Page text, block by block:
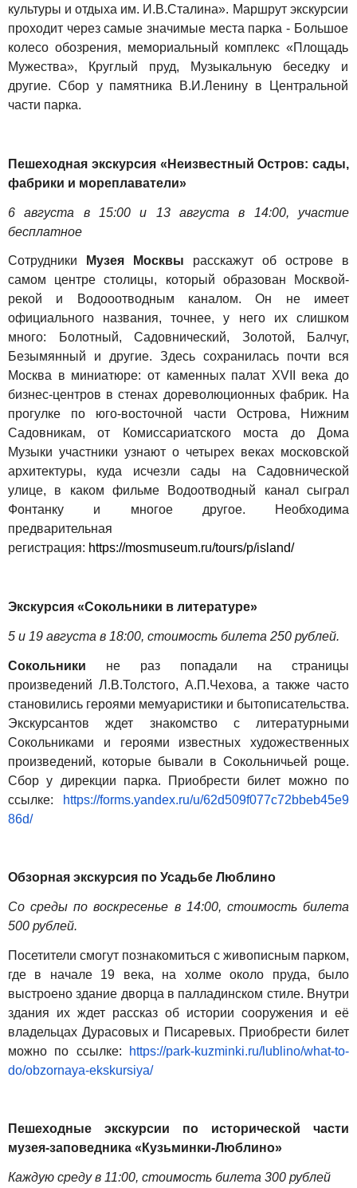
культуры и отдыха им. И.В.Сталина». Маршрут экскурсии
проходит через самые значимые места парка - Большое
колесо обозрения, мемориальный комплекс «Площадь
Мужества», Круглый пруд, Музыкальную беседку и
другие. Сбор у памятника В.И.Ленину в Центральной
части парка.
Пешеходная экскурсия «Неизвестный Остров: сады,
фабрики и мореплаватели»
6 августа в 15:00 и 13 августа в 14:00, участие
бесплатное
Сотрудники Музея Москвы расскажут об острове в
самом центре столицы, который образован Москвой-
рекой и Водооотводным каналом. Он не имеет
официального названия, точнее, у него их слишком
много: Болотный, Садовнический, Золотой, Балчуг,
Безымянный и другие. Здесь сохранилась почти вся
Москва в миниатюре: от каменных палат XVII века до
бизнес-центров в стенах дореволюционных фабрик. На
прогулке по юго-восточной части Острова, Нижним
Садовникам, от Комиссариатского моста до Дома
Музыки участники узнают о четырех веках московской
архитектуры, куда исчезли сады на Садовнической
улице, в каком фильме Водоотводный канал сыграл
Фонтанку и многое другое. Необходима
предварительная
регистрация: https://mosmuseum.ru/tours/p/island/
Экскурсия «Сокольники в литературе»
5 и 19 августа в 18:00, стоимость билета 250 рублей.
Сокольники не раз попадали на страницы
произведений Л.В.Толстого, А.П.Чехова, а также часто
становились героями мемуаристики и бытописательства.
Экскурсантов ждет знакомство с литературными
Сокольниками и героями известных художественных
произведений, которые бывали в Сокольничьей роще.
Сбор у дирекции парка. Приобрести билет можно по
ссылке:
https://forms.yandex.ru/u/62d509f077c72bbeb45e9
86d/
Обзорная экскурсия по Усадьбе Люблино
Со среды по воскресенье в 14:00, стоимость билета
500 рублей.
Посетители смогут познакомиться с живописным парком,
где в начале 19 века, на холме около пруда, было
выстроено здание дворца в палладинском стиле. Внутри
здания их ждет рассказ об истории сооружения и её
владельцах Дурасовых и Писаревых. Приобрести билет
можно по ссылке:
https://park-kuzminki.ru/lublino/what-to-
do/obzornaya-ekskursiya/
Пешеходные экскурсии по исторической части
музея-заповедника «Кузьминки-Люблино»
Каждую среду в 11:00, стоимость билета 300 рублей